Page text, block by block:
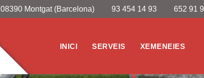
08390 Montgat (Barcelona) 93 454 14 93 652 91
INICI SERVEIS XEMENEIES